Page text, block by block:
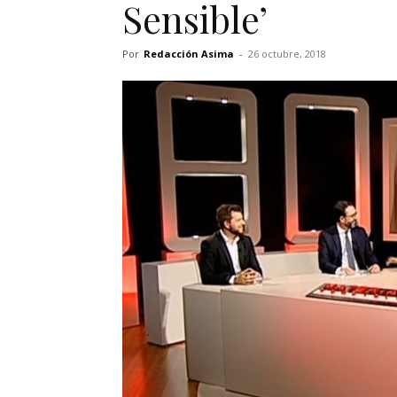
Sensible’
Por Redacción Asima - 26 octubre, 2018